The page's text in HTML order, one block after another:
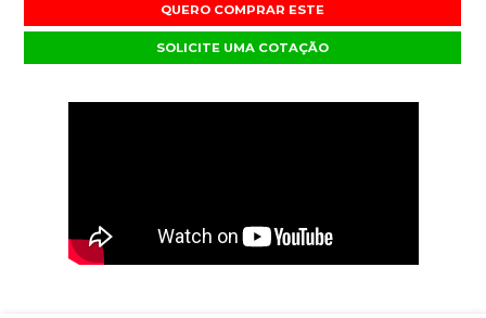
QUERO COMPRAR ESTE
SOLICITE UMA COTAÇÃO